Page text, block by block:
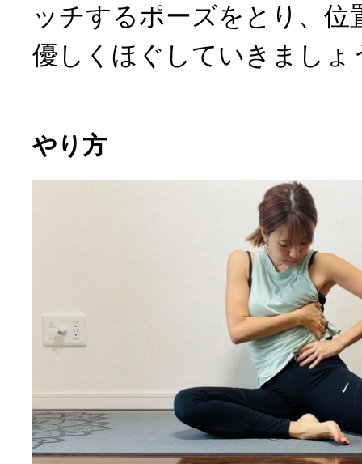
ッチするポーズをとり、位
優しくほぐしていきましょ
やり方